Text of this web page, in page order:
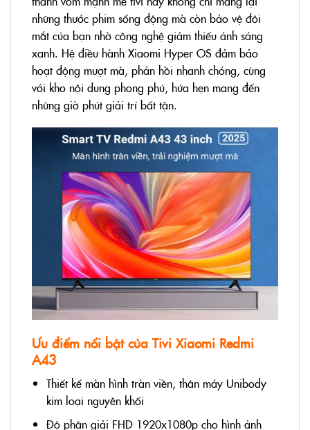
những thước phim sống động mà còn bảo vệ đôi
mắt của bạn nhờ công nghệ giảm thiểu ánh sáng
xanh. Hệ điều hành Xiaomi Hyper OS đảm bảo
hoạt động mượt mà, phản hồi nhanh chóng, cùng
với kho nội dung phong phú, hứa hẹn mang đến
những giờ phút giải trí bất tận.
Ưu điểm nổi bật của Tivi Xiaomi Redmi
A43
Thiết kế màn hình tràn viền, thân máy Unibody
kim loại nguyên khối
Độ phân giải FHD 1920x1080p cho hình ảnh